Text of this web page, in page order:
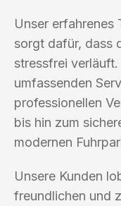
Unser erfahrenes
sorgt dafür, dass
stressfrei
umfassenden
professionellen
bis hin zum
modernen
Unsere Kunden
freundlichen und